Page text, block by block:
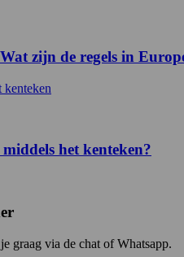
zijn de regels in
het kenteken?
graag via de chat of Whatsapp.